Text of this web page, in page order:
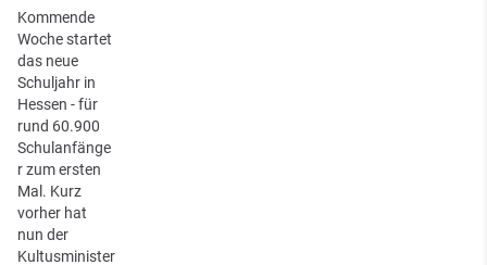
Kommende
Woche startet
das neue
Schuljahr in
Hessen - für
rund 60.900
Schulanfänge
r zum ersten
Mal. Kurz
vorher hat
nun der
Kultusminister